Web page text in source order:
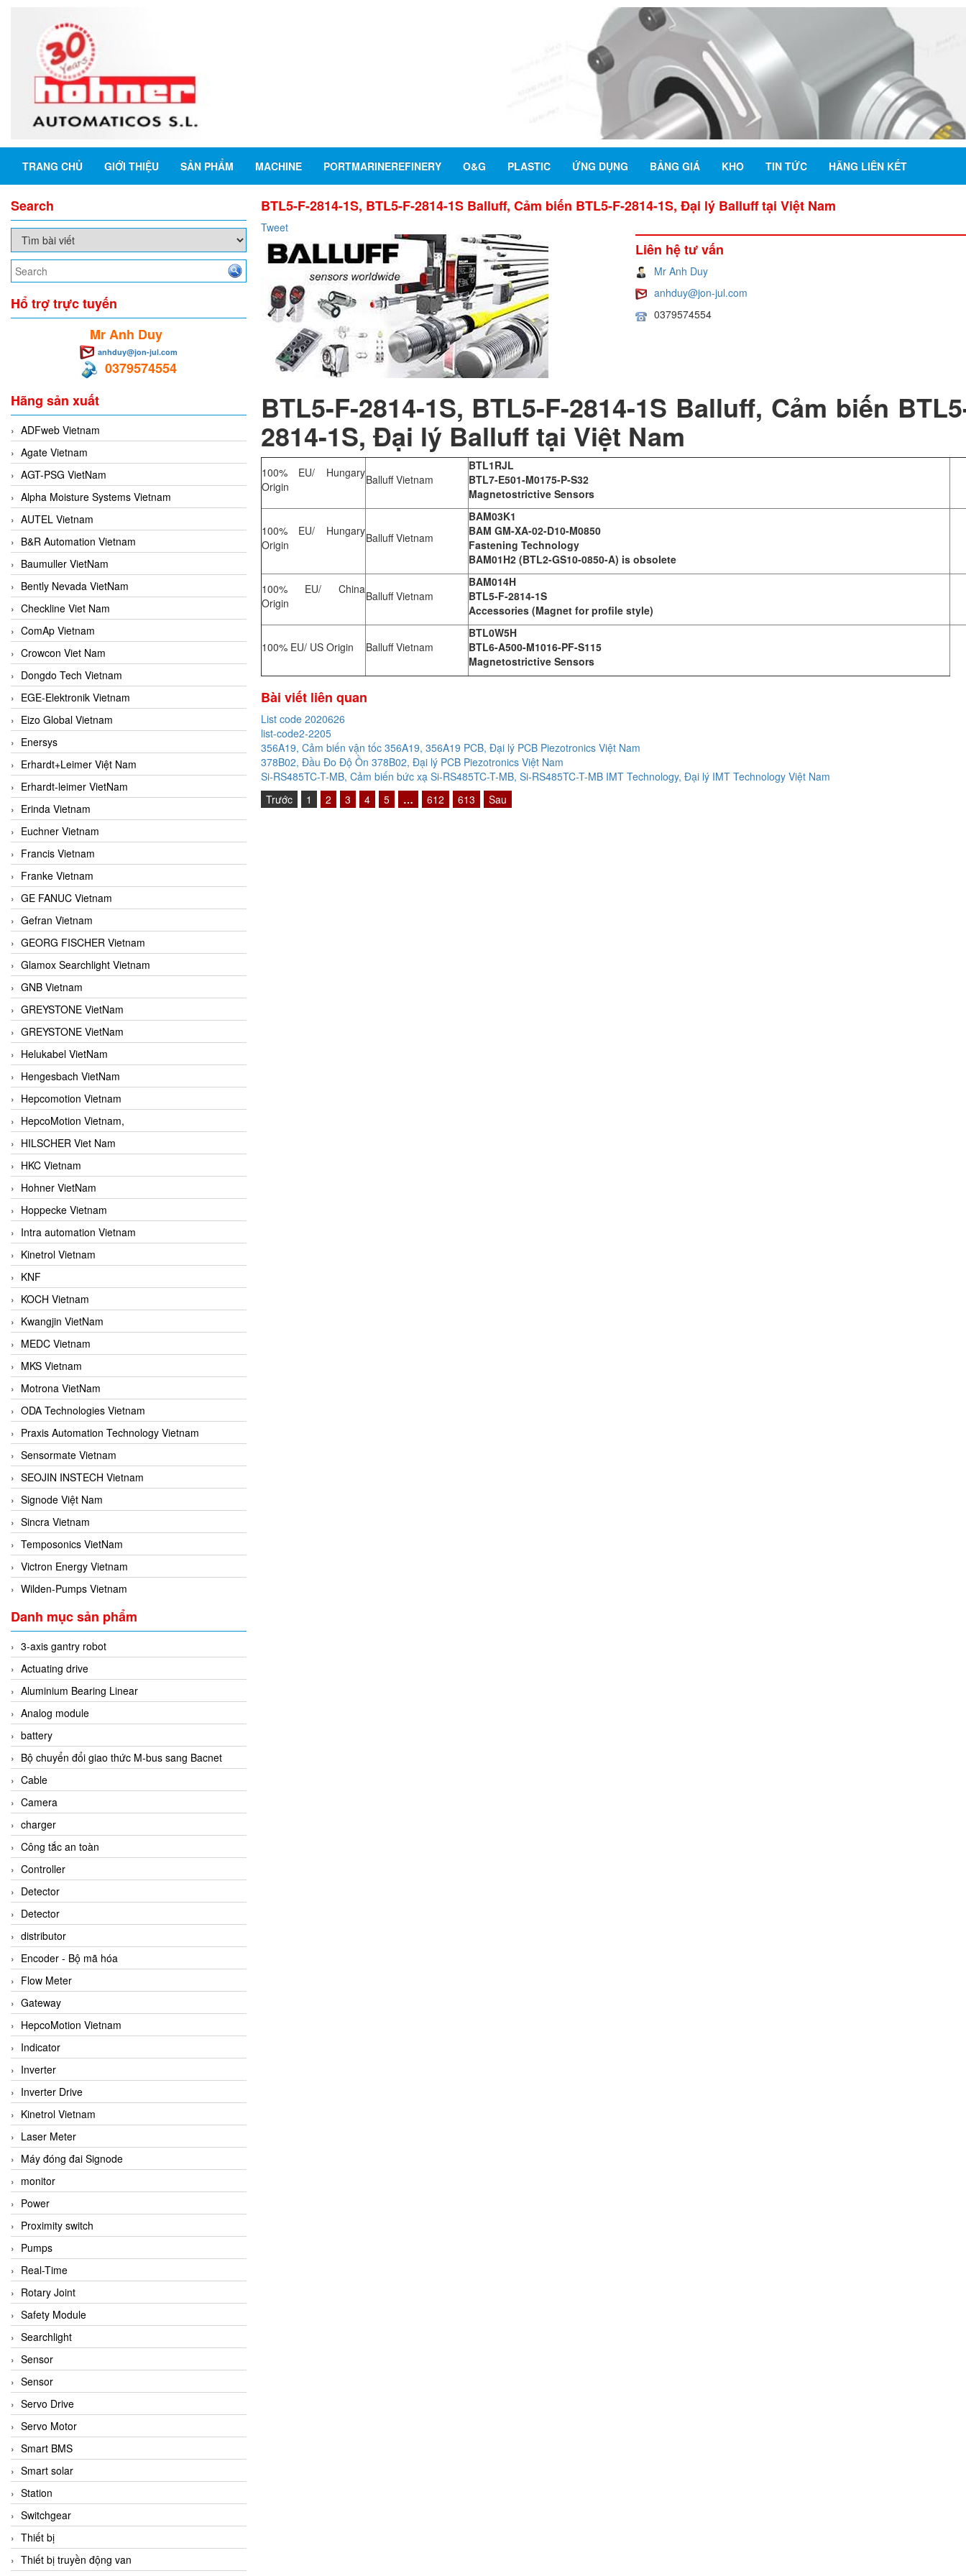
TRANG CHỦ GIỚI THIỆU SẢN PHẨM MACHINE PORTMARINEREFINERY O&G PLASTIC ỨNG DỤNG BẢNG GIÁ KHO TIN TỨC HÃNG LIÊN KẾT
Search
Hổ trợ trực tuyến
Mr Anh Duy
anhduy@jon-jul.com
0379574554
Hãng sản xuất
ADFweb Vietnam
Agate Vietnam
AGT-PSG VietNam
Alpha Moisture Systems Vietnam
AUTEL Vietnam
B&R Automation Vietnam
Baumuller VietNam
Bently Nevada VietNam
Checkline Viet Nam
ComAp Vietnam
Crowcon Viet Nam
Dongdo Tech Vietnam
EGE-Elektronik Vietnam
Eizo Global Vietnam
Enersys
Erhardt+Leimer Việt Nam
Erhardt-leimer VietNam
Erinda Vietnam
Euchner Vietnam
Francis Vietnam
Franke Vietnam
GE FANUC Vietnam
Gefran Vietnam
GEORG FISCHER Vietnam
Glamox Searchlight Vietnam
GNB Vietnam
GREYSTONE VietNam
GREYSTONE VietNam
Helukabel VietNam
Hengesbach VietNam
Hepcomotion Vietnam
HepcoMotion Vietnam,
HILSCHER Viet Nam
HKC Vietnam
Hohner VietNam
Hoppecke Vietnam
Intra automation Vietnam
Kinetrol Vietnam
KNF
KOCH Vietnam
Kwangjin VietNam
MEDC Vietnam
MKS Vietnam
Motrona VietNam
ODA Technologies Vietnam
Praxis Automation Technology Vietnam
Sensormate Vietnam
SEOJIN INSTECH Vietnam
Signode Việt Nam
Sincra Vietnam
Temposonics VietNam
Victron Energy Vietnam
Wilden-Pumps Vietnam
Danh mục sản phẩm
3-axis gantry robot
Actuating drive
Aluminium Bearing Linear
Analog module
battery
Bộ chuyển đổi giao thức M-bus sang Bacnet
Cable
Camera
charger
Công tắc an toàn
Controller
Detector
Detector
distributor
Encoder - Bộ mã hóa
Flow Meter
Gateway
HepcoMotion Vietnam
Indicator
Inverter
Inverter Drive
Kinetrol Vietnam
Laser Meter
Máy đóng đai Signode
monitor
Power
Proximity switch
Pumps
Real-Time
Rotary Joint
Safety Module
Searchlight
Sensor
Sensor
Servo Drive
Servo Motor
Smart BMS
Smart solar
Station
Switchgear
Thiết bị
Thiết bị truyền động van
BTL5-F-2814-1S, BTL5-F-2814-1S Balluff, Cảm biến BTL5-F-2814-1S, Đại lý Balluff tại Việt Nam
Tweet
Liên hệ tư vấn
Mr Anh Duy
anhduy@jon-jul.com
0379574554
BTL5-F-2814-1S, BTL5-F-2814-1S Balluff, Cảm biến
2814-1S, Đại lý Balluff tại Việt Nam
100% EU/ Hungary
Origin
Balluff Vietnam
BTL1RJL
BTL7-E501-M0175-P-S32
Magnetostrictive Sensors
100% EU/ Hungary
Origin
Balluff Vietnam
BAM03K1
BAM GM-XA-02-D10-M0850
Fastening Technology
BAM01H2 (BTL2-GS10-0850-A) is obsolete
100% EU/ China
Origin
Balluff Vietnam
BAM014H
BTL5-F-2814-1S
Accessories (Magnet for profile style)
100% EU/ US Origin Balluff Vietnam
BTL0W5H
BTL6-A500-M1016-PF-S115
Magnetostrictive Sensors
Bài viết liên quan
List code 2020626
list-code2-2205
356A19, Cảm biến vận tốc 356A19, 356A19 PCB, Đại lý PCB Piezotronics Việt Nam
378B02, Đầu Đo Độ Ồn 378B02, Đại lý PCB Piezotronics Việt Nam
Si-RS485TC-T-MB, Cảm biến bức xạ Si-RS485TC-T-MB, Si-RS485TC-T-MB IMT Technology, Đại lý IMT Technology Việt Nam
Trước
1 2 3 4 5 … 612 613 Sau